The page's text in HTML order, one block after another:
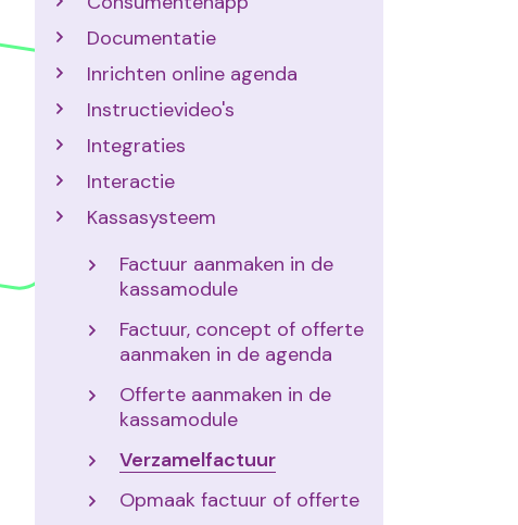
Documentatie
Inrichten online agenda
Instructievideo's
Integraties
Interactie
Kassasysteem
Factuur aanmaken in de
kassamodule
Factuur, concept of offerte
aanmaken in de agenda
Offerte aanmaken in de
kassamodule
Verzamelfactuur
Opmaak factuur of offerte